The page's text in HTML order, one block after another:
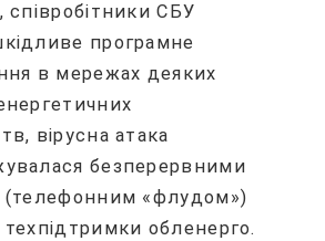
співробітники СБУ
програмне
в мережах деяких
вірусна атака
безперервними
(телефонним «флудом»)
обленерго.